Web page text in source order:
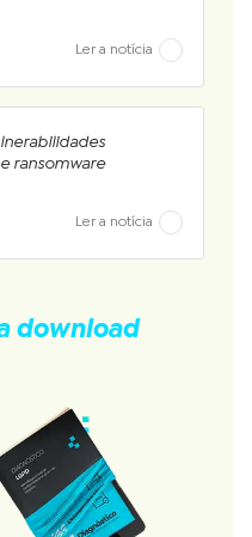
Ler a notícia
ransomware
Ler a notícia
download